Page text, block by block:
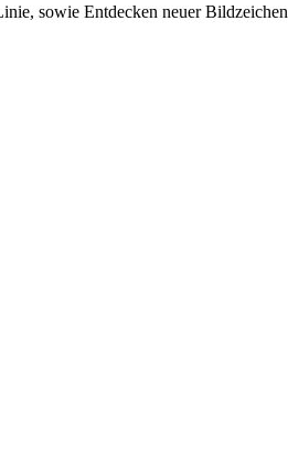
sowie Entdecken neuer Bildzeichen